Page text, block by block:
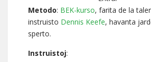
Metodo: BEK-kurso, farita de la
instruisto Dennis Keefe, havanta
sperto.
Instruistoj: